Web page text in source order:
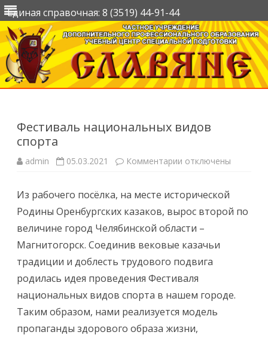
Единая справочная: 8 (3519) 44-91-44
Фестиваль национальных видов
спорта
admin 05.03.2021 Комментарии к
видов
спорта
отключены
Из рабочего посёлка, на месте исторической
Родины Оренбургских казаков, вырос второй по
величине город Челябинской области –
Магнитогорск. Соединив вековые казачьи
традиции и доблесть трудового подвига
родилась идея проведения Фестиваля
национальных видов спорта в нашем городе.
Таким образом, нами реализуется модель
пропаганды здорового образа жизни,